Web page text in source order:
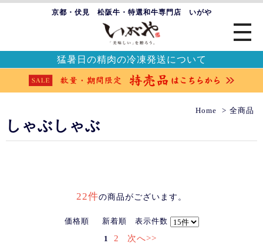
京都・伏見 松阪牛・特選和牛専門店 いがや
猛暑日の精肉の冷凍発送について
Home 全商品
しゃぶしゃぶ
22件の商品がございます。
価格順 新着順 表示件数
1 2 次へ>>